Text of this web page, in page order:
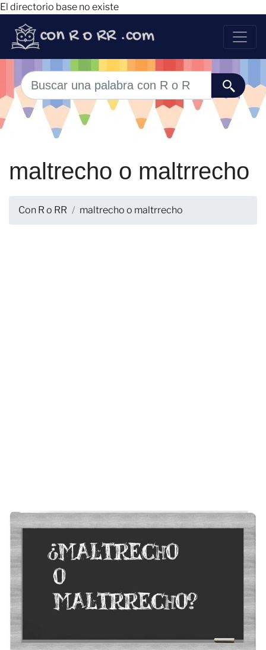
El directorio base no existe
maltrecho o maltrrecho
Con R o RR maltrecho o maltrrecho